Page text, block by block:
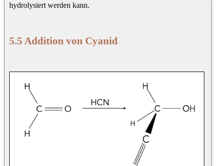
hydrolysiert werden kann.
5.5 Addition von Cyanid